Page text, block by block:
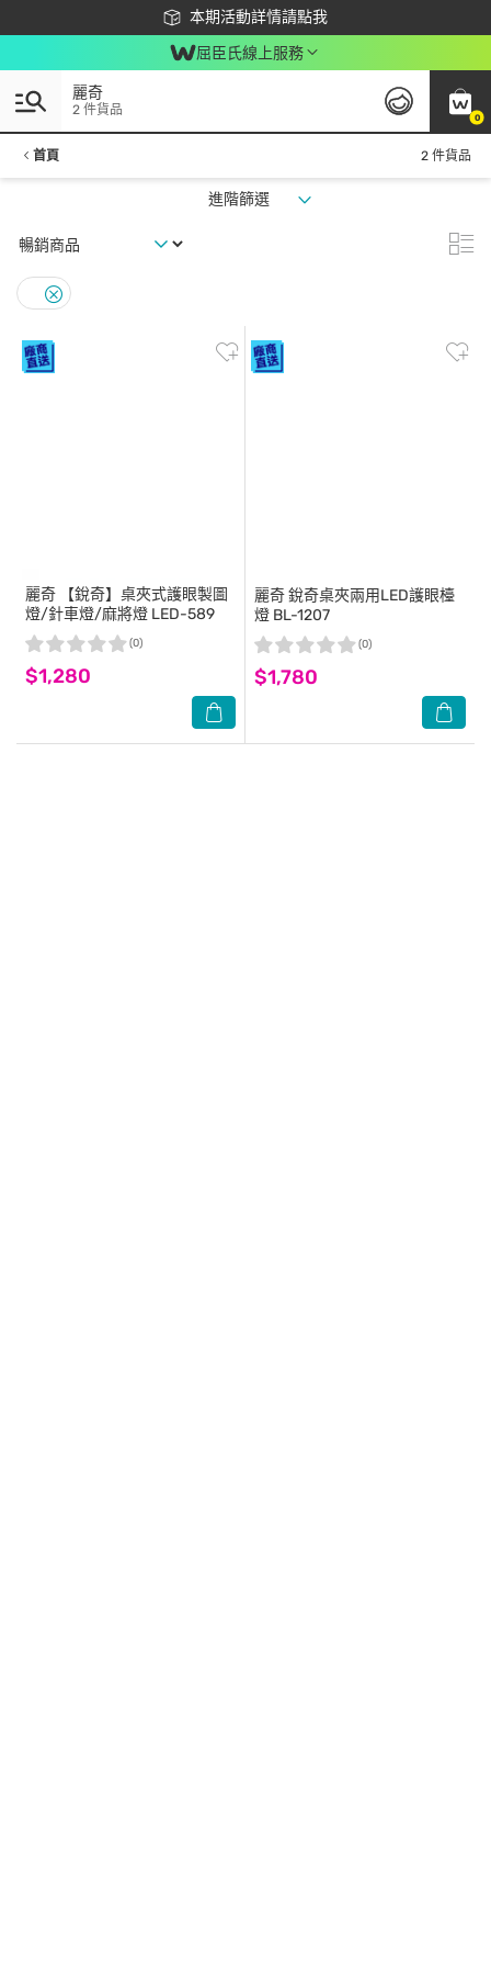
本期活動詳情請點我
下載app最高回饋$350
屈臣氏線上服務
0
麗奇
2 件貨品
首頁 2 件貨品
進階篩選
麗奇 【銳奇】桌夾式護眼製圖
燈/針車燈/麻將燈 LED-589
$1,280
(0)
麗奇銳奇桌夾兩用LED護眼檯
燈 BL-1207
$1,780
(0)